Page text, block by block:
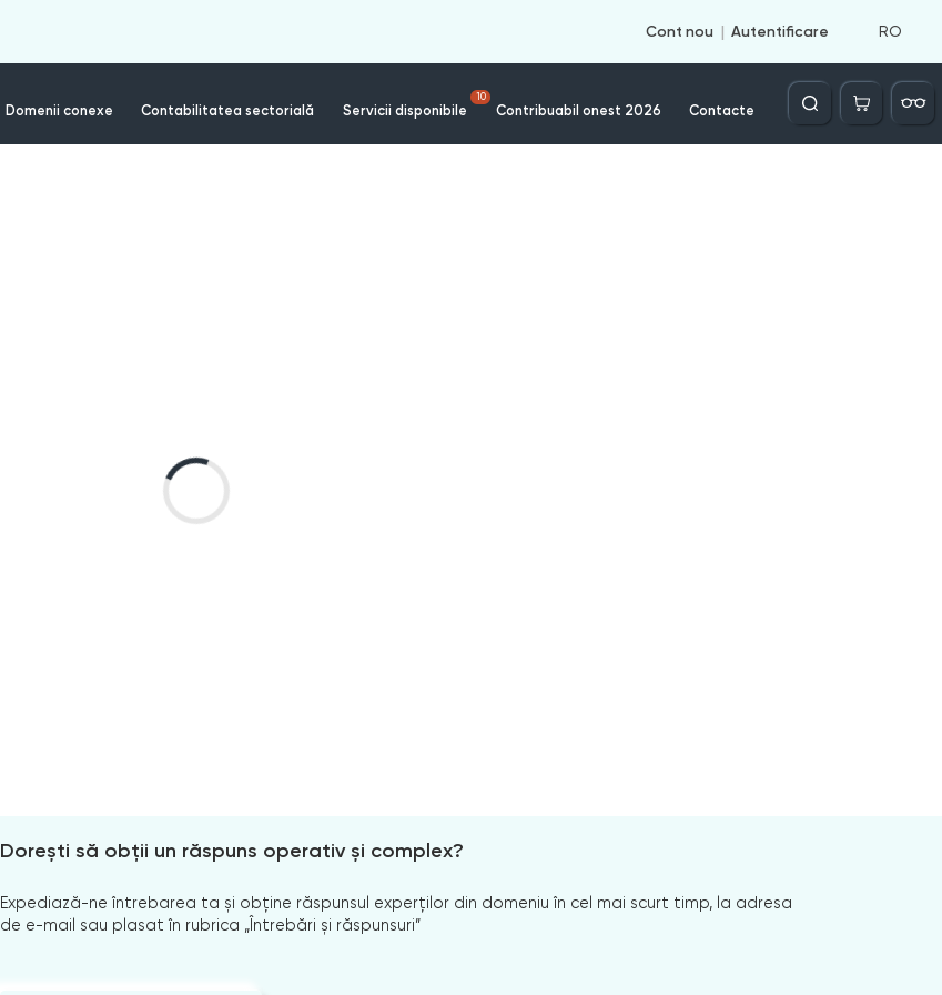
Cont nou Autentificare RO
Domenii conexe Contabilitatea sectorială Servicii disponibile
10
Contribuabil onest 2026 Contacte
Căutare
Dorești să obții un răspuns operativ și complex?
Expediază-ne întrebarea ta și obține răspunsul experților din domeniu în cel mai scurt timp, la adresa
de e-mail sau plasat în rubrica „Întrebări și răspunsuri”